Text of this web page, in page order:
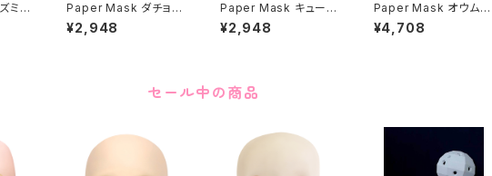
ミ R
Paper Mask ダチョウ
Ostrich
¥2,948
Paper Mask キュート
ユニコーン Cute unic
on
¥2,948
Paper Mask オウム C
ouch
¥4,708
セール中の商品